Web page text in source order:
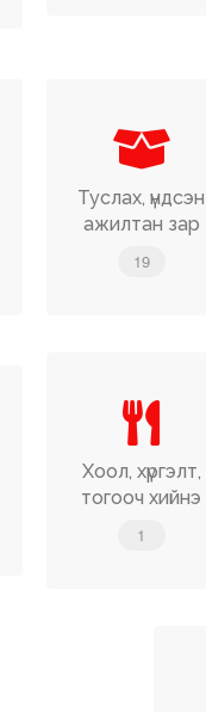
Туслах, үндсэн
ажилтан зар
19
Хоол, хүргэлт,
тогооч хийнэ
1